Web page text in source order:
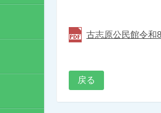
古志原公民館令和
戻る